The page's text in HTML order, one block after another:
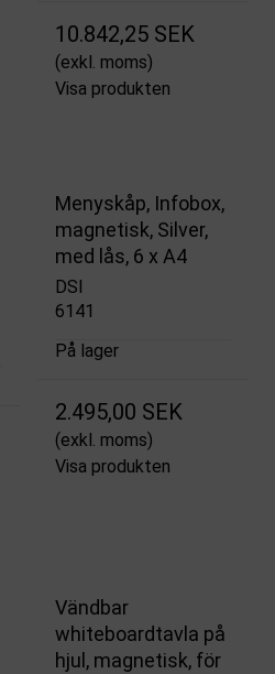
10.842,25 SEK
(exkl. moms)
Visa produkten
Menyskåp, Infobox,
magnetisk, Silver,
med lås, 6 x A4
DSI
6141
På lager
2.495,00 SEK
(exkl. moms)
Visa produkten
Vändbar
whiteboardtavla på
hjul, magnetisk, för